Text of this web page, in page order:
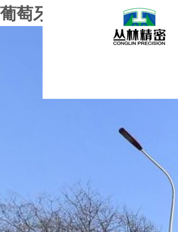
葡萄牙vs哥伦比亚,世界杯